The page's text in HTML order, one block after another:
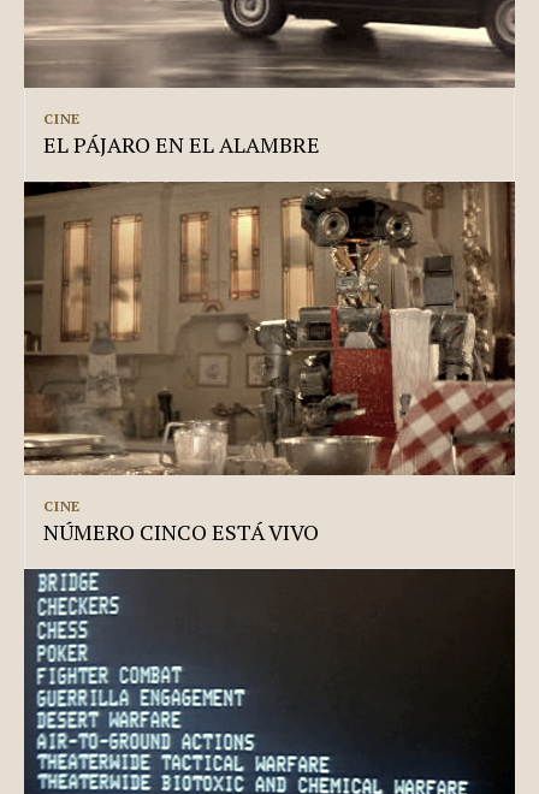
CINE
EL PÁJARO EN EL ALAMBRE
CINE
NÚMERO CINCO ESTÁ VIVO